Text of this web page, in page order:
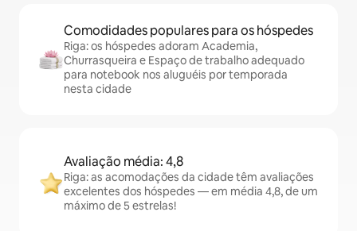
Comodidades populares para os hóspedes
Riga: os hóspedes adoram Academia,
Churrasqueira e Espaço de trabalho adequado
para notebook nos aluguéis por temporada
nesta cidade
Avaliação média: 4,8
Riga: as acomodações da cidade têm avaliações
excelentes dos hóspedes — em média 4,8, de um
máximo de 5 estrelas!